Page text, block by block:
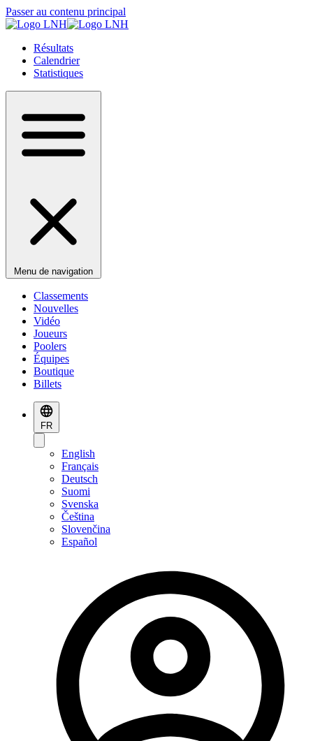
Passer au contenu principal
Résultats
Calendrier
Statistiques
Menu de navigation
Classements
Nouvelles
Vidéo
Joueurs
Poolers
Équipes
Boutique
Billets
FR
English
Français
Deutsch
Suomi
Svenska
Čeština
Slovenčina
Español